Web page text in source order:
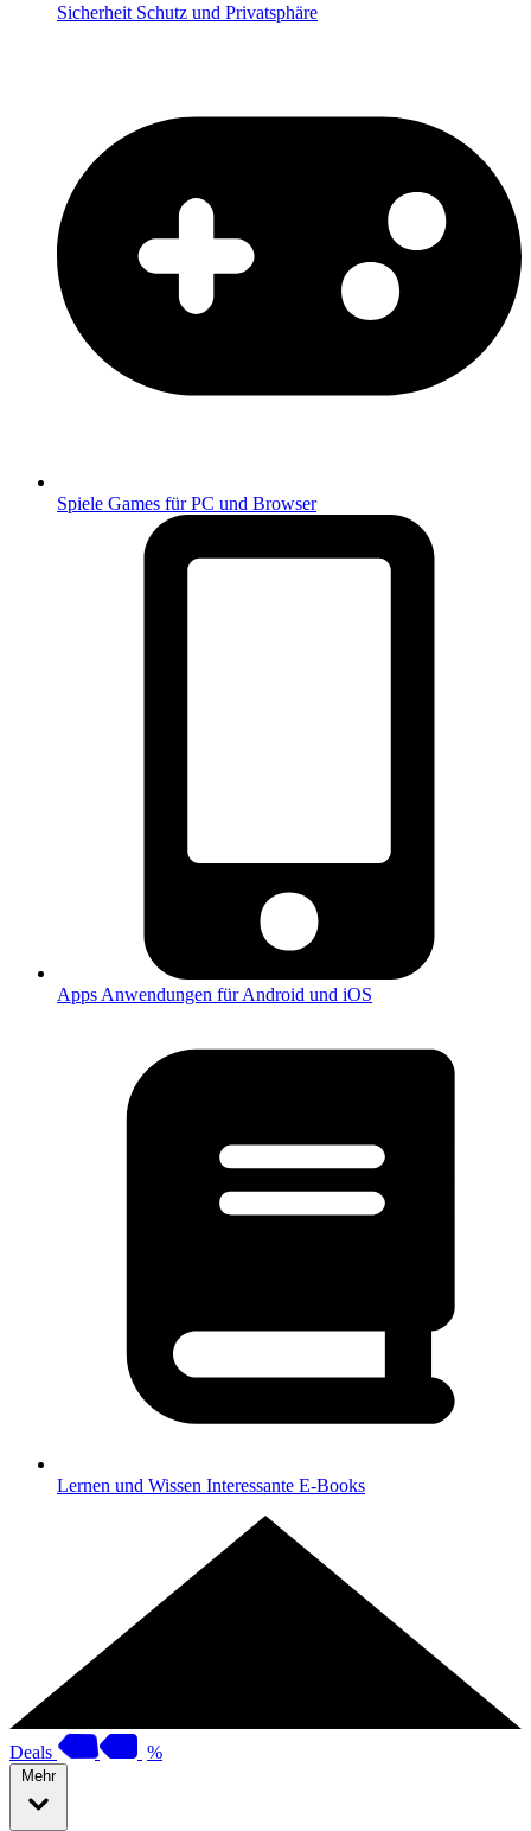
Sicherheit Schutz und Privatsphäre
Spiele Games für PC und Browser
Apps Anwendungen für Android und iOS
Lernen und Wissen Interessante E-Books
Deals %
Mehr